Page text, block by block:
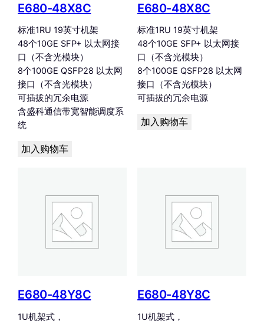
E680-48X8C
标准1RU 19英寸机架
48个10GE SFP+ 以太网接
口（不含光模块）
8个100GE QSFP28 以太网
接口（不含光模块）
可插拔的冗余电源
含盛科通信带宽智能调度系
统
加入购物车
E680-48X8C
标准1RU 19英寸机架
48个10GE SFP+ 以太网接
口（不含光模块）
8个100GE QSFP28 以太网
接口（不含光模块）
可插拔的冗余电源
加入购物车
E680-48Y8C
1U机架式，
E680-48Y8C
1U机架式，